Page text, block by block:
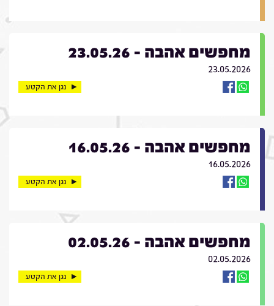
מחפשים אהבה - 23.05.26
23.05.2026
נגן את הקטע
מחפשים אהבה - 16.05.26
16.05.2026
נגן את הקטע
מחפשים אהבה - 02.05.26
02.05.2026
נגן את הקטע